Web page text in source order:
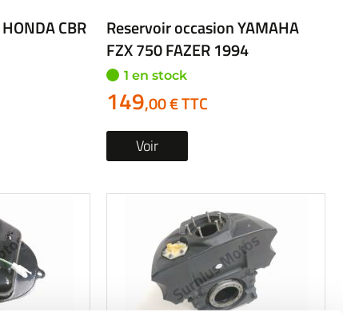
CBR
Reservoir occasion YAMAHA
FZX 750 FAZER 1994
1 en stock
149,00 € TTC
Voir